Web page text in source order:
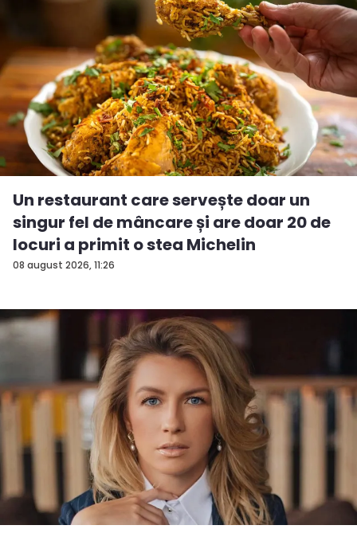
08 august 2026, 11:26
Un restaurant care servește doar un
singur fel de mâncare și are doar 20 de
locuri a primit o stea Michelin